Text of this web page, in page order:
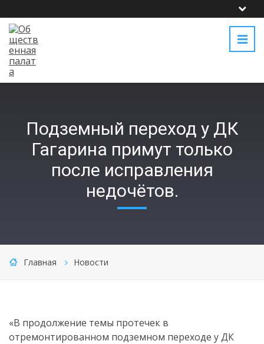
Подземный переход у ДК
Гагарина примут только
после исправления
недочётов.
Главная Новости
«В продолжение темы протечек в
отремонтированном подземном переходе у ДК